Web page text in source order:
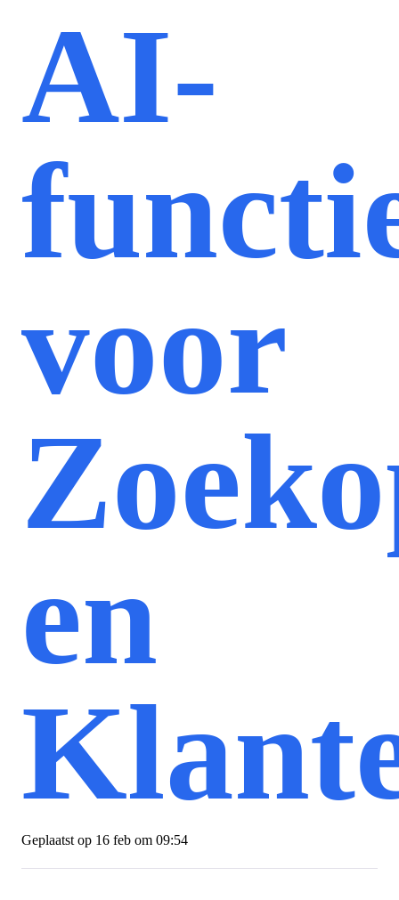
AI-
voor
en
Geplaatst op 16 feb om 09:54